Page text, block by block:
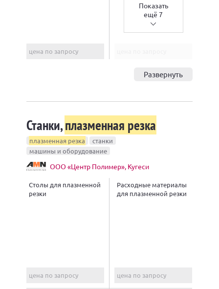
цена по запросу
Показать
ещё 7
Развернуть
Станки,плазменная резка
плазменная резка
станки
машины и оборудование
ООО «Центр Полимер», Кугеси
Столы для плазменной
резки
цена по запросу
Расходные материалы
для плазменной резки
цена по запросу